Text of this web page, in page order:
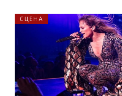
СЦЕНА